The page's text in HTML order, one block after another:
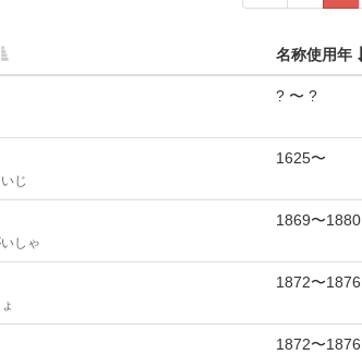
名称使用年
? 〜 ?
じ
1625〜
しゃ
1869〜1880
1872〜1876
1872〜1876